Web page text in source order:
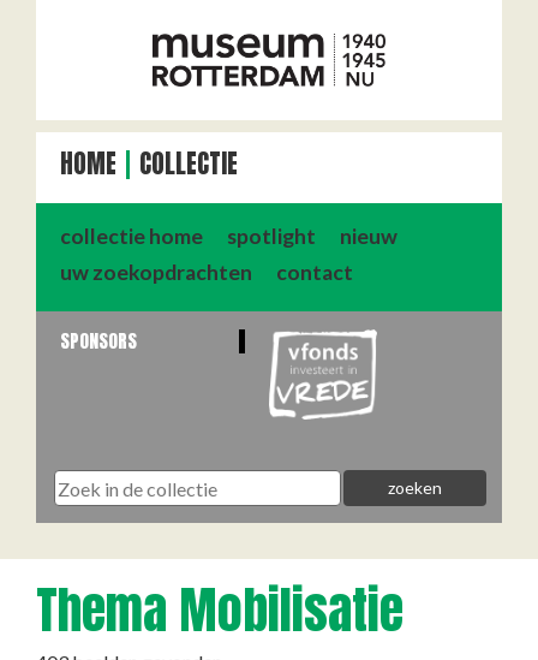
HOME COLLECTIE
collectie home spotlight
nieuw
uw zoekopdrachten
contact
SPONSORS
Thema Mobilisatie